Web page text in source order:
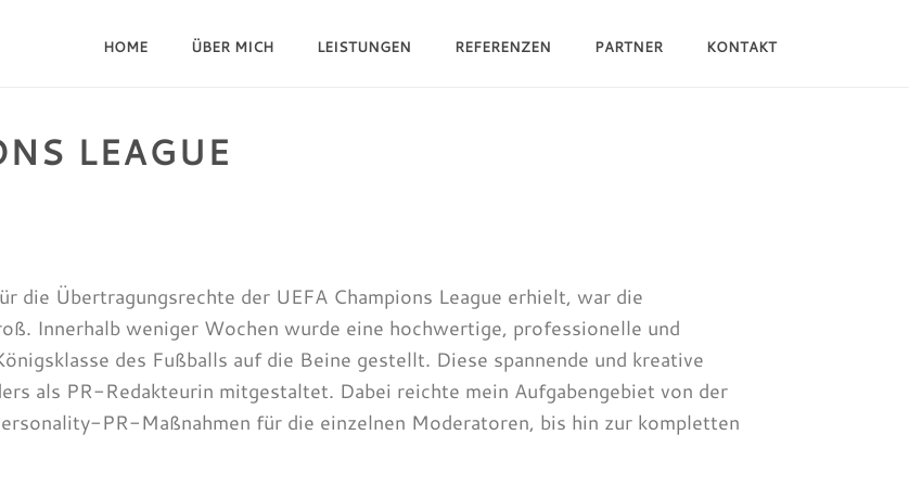
HOME ÜBER MICH LEISTUNGEN REFERENZEN PARTNER KONTAKT
LEAGUE
die Übertragungsrechte der UEFA Champions League erhielt, war die
Innerhalb weniger Wochen wurde eine hochwertige, professionelle und
des Fußballs auf die Beine gestellt. Diese spannende und kreative
als PR-Redakteurin mitgestaltet. Dabei reichte mein Aufgabengebiet von der
PR-Maßnahmen für die einzelnen Moderatoren, bis hin zur kompletten